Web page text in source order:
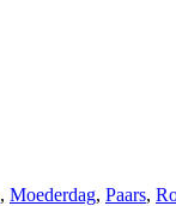
, Moederdag, Paars,